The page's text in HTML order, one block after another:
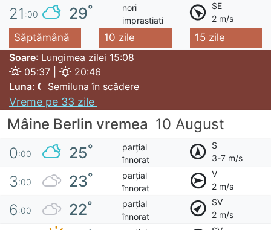
21 :00 29°
nori
imprastiati
SE
2 m/s
Săptămână 10 zile
15 zile
Soare: Lungimea zilei 15:08
05:37 |
20:46
Luna: Semiluna în scădere
Vreme pe 33 zile
Mâine Berlin vremea 10 August
0:00 25°
parțial
înnorat
S
3-7 m/s
3:00 23°
parțial
înnorat
V
2 m/s
6:00 22°
parțial
înnorat
SV
2 m/s